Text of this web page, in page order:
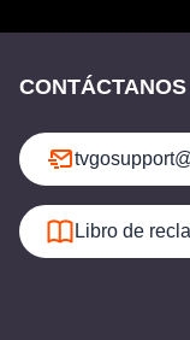
CONTÁCTANOS
Libro de